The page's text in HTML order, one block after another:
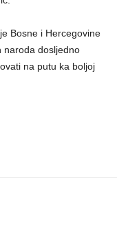
Bosne i Hercegovine
naroda dosljedno
na putu ka boljoj